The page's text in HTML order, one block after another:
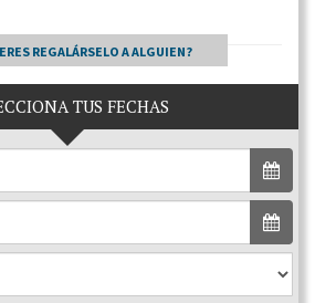
REGALÁRSELO A ALGUIEN?
TUS FECHAS